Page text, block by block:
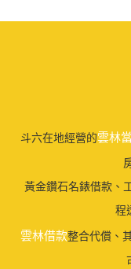
斗六在地經營的雲林
黃金鑽石名錶借款、
程
雲林借款整合代償、